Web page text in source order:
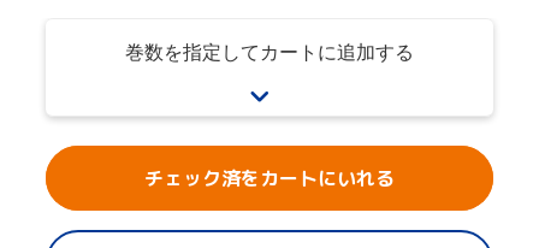
巻数を指定してカートに追加する
チェック済をカートにいれる